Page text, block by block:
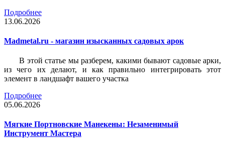
Подробнее
13.06.2026
Madmetal.ru - магазин изысканных садовых арок
В этой статье мы разберем, какими бывают садовые арки,
из чего их делают, и как правильно интегрировать этот
элемент в ландшафт вашего участка
Подробнее
05.06.2026
Мягкие Портновские Манекены: Незаменимый
Инструмент Мастера